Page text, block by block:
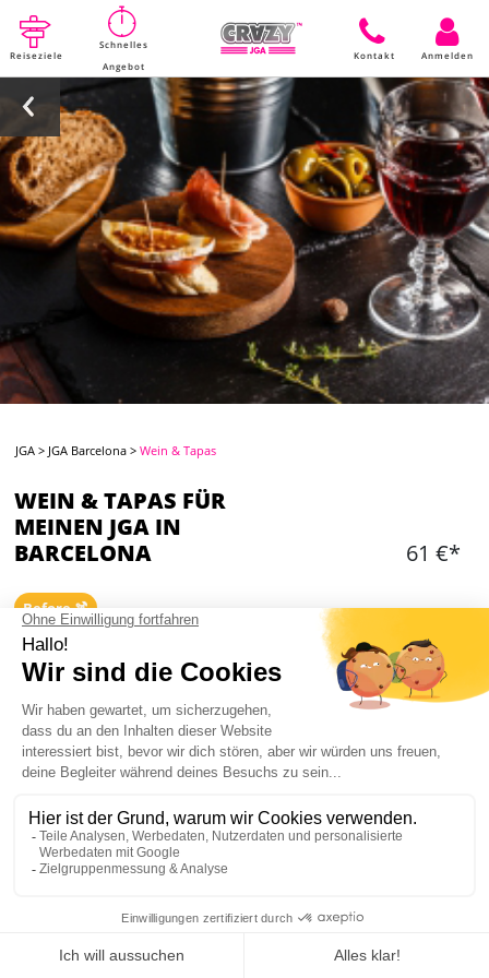
Reiseziele
Schnelles
Angebot
Kontakt Anmelden
JGA > JGA Barcelona >Wein & Tapas
WEIN & TAPAS FÜR
MEINEN JGA IN
BARCELONA
61 €*
Before 🍹
WAS IST ENTHALTEN?
Entdeckt und probiert eine Auswahl an
spanischen Weinen (rot, weiß und rosé) und
Cavas unter der Anleitung eines professionellen
Alles begleitet von köstlichen typischen und
Mein JGA in Barcelona